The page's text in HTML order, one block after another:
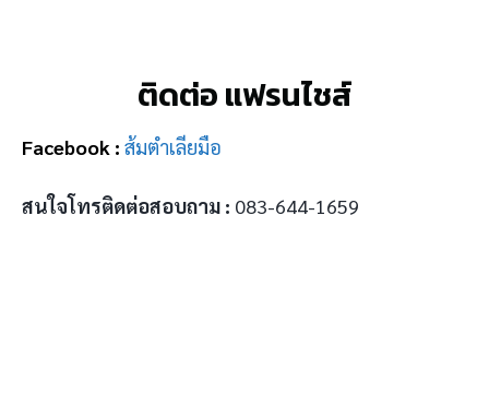
ติดต่อ แฟรนไชส์
Facebook : ส้มตำเลียมือ
สนใจโทรติดต่อสอบถาม : 083-644-1659